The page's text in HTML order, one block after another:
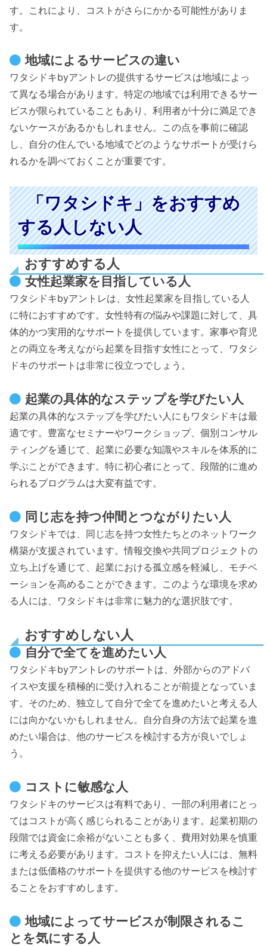
す。これにより、コストがさらにかかる可能性がありま
す。
地域によるサービスの違い
ワタシドキbyアントレの提供するサービスは地域によっ
て異なる場合があります。特定の地域では利用できるサー
ビスが限られていることもあり、利用者が十分に満足でき
ないケースがあるかもしれません。この点を事前に確認
し、自分の住んでいる地域でどのようなサポートが受けら
れるかを調べておくことが重要です。
「ワタシドキ」をおすすめ
する人しない人
おすすめする人
女性起業家を目指している人
ワタシドキbyアントレは、女性起業家を目指している人
に特におすすめです。女性特有の悩みや課題に対して、具
体的かつ実用的なサポートを提供しています。家事や育児
との両立を考えながら起業を目指す女性にとって、ワタシ
ドキのサポートは非常に役立つでしょう。
起業の具体的なステップを学びたい人
起業の具体的なステップを学びたい人にもワタシドキは最
適です。豊富なセミナーやワークショップ、個別コンサル
ティングを通じて、起業に必要な知識やスキルを体系的に
学ぶことができます。特に初心者にとって、段階的に進め
られるプログラムは大変有益です。
同じ志を持つ仲間とつながりたい人
ワタシドキでは、同じ志を持つ女性たちとのネットワーク
構築が支援されています。情報交換や共同プロジェクトの
立ち上げを通じて、起業における孤立感を軽減し、モチベ
ーションを高めることができます。このような環境を求め
る人には、ワタシドキは非常に魅力的な選択肢です。
おすすめしない人
自分で全てを進めたい人
ワタシドキbyアントレのサポートは、外部からのアドバ
イスや支援を積極的に受け入れることが前提となっていま
す。そのため、独立して自分で全てを進めたいと考える人
には向かないかもしれません。自分自身の方法で起業を進
めたい場合は、他のサービスを検討する方が良いでしょ
う。
コストに敏感な人
ワタシドキのサービスは有料であり、一部の利用者にとっ
てはコストが高く感じられることがあります。起業初期の
段階では資金に余裕がないことも多く、費用対効果を慎重
に考える必要があります。コストを抑えたい人には、無料
または低価格のサポートを提供する他のサービスを検討す
ることをおすすめします。
地域によってサービスが制限されるこ
とを気にする人